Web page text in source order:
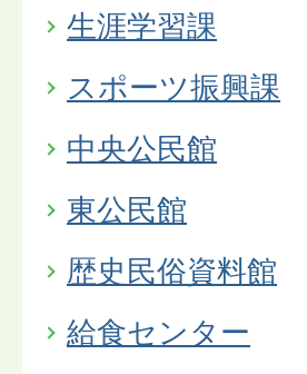
生涯学習課
スポーツ振興課
中央公民館
東公民館
歴史民俗資料館
給食センター